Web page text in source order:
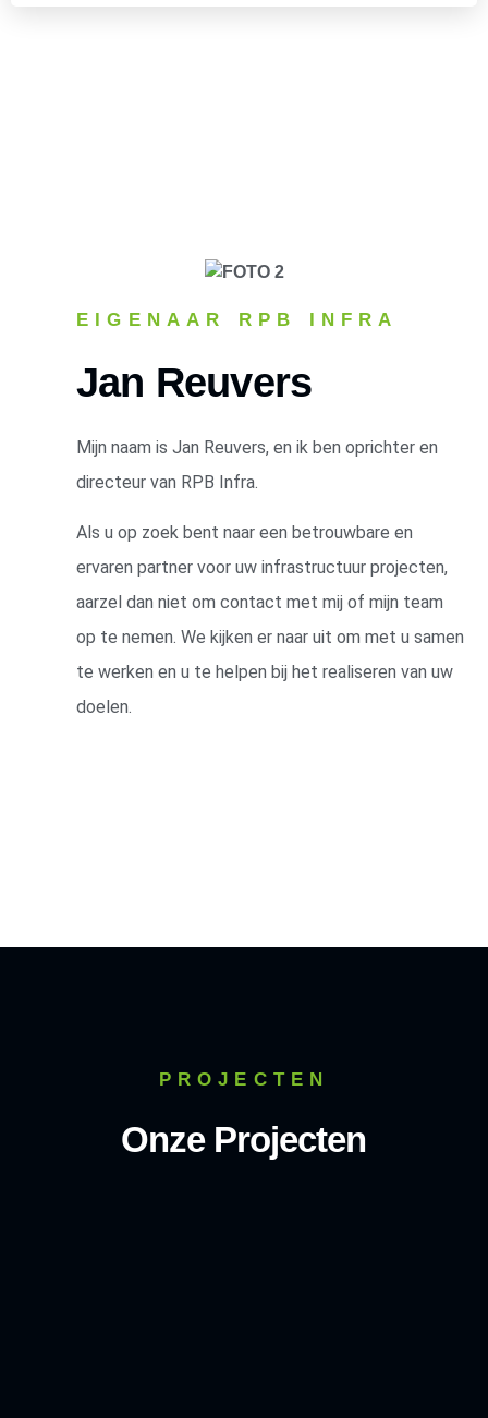
EIGENAAR RPB INFRA
Jan Reuvers
Mijn naam is Jan Reuvers, en ik ben oprichter en
directeur van RPB Infra.
Als u op zoek bent naar een betrouwbare en
ervaren partner voor uw infrastructuur projecten,
aarzel dan niet om contact met mij of mijn team
op te nemen. We kijken er naar uit om met u samen
te werken en u te helpen bij het realiseren van uw
doelen.
PROJECTEN
Onze Projecten